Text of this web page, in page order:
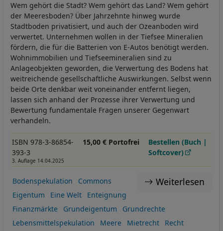
Wem gehört die Stadt? Wem gehört das Land? Wem gehört
der Meeresboden? Über Jahrzehnte hinweg wurde
Stadtboden privatisiert, und auch der Ozeanboden wird
verwertet. Unternehmen wollen in der Tiefsee Mineralien
fördern, die für die Batterien von E-Autos benötigt werden.
Wohnimmobilien und Tiefseemineralien sind zu
Anlageobjekten geworden, die Verwertung des Bodens hat
weitreichende gesellschaftliche Auswirkungen. Selbst wenn
beide Orte denkbar weit voneinander entfernt liegen,
lassen sich anhand der Prozesse ihrer Verwertung und
Bewertung fundamentale Fragen unserer Gegenwart
verhandeln.
ISBN 978-3-86854-
393-3
3. Auflage 14.04.2025
15,00 € Portofrei
Bestellen (Buch |
Softcover)
Weiterlesen
Bodenspekulation
Commons
Eigentum
Eine Welt
Enteignung
Finanzmärkte
Grundeigentum
Grundrechte
Lebensmittelspekulation
Meere Mietrecht
Recht